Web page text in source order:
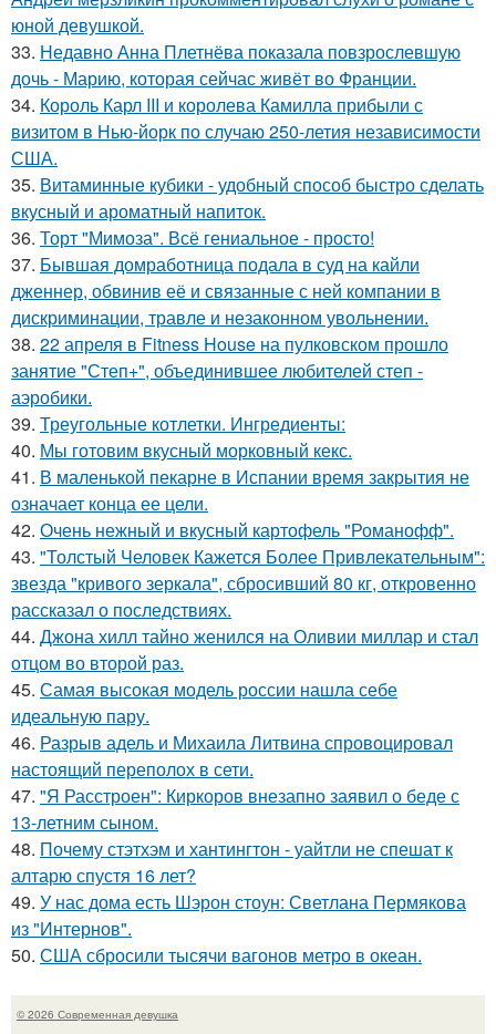
юной девушкой.
33. Недавно Анна Плетнёва показала повзрослевшую
дочь - Марию, которая сейчас живёт во Франции.
34. Король Карл III и королева Камилла прибыли с
визитом в Нью-йорк по случаю 250-летия независимости
США.
35. Витаминные кубики - удобный способ быстро сделать
вкусный и ароматный напиток.
36. Торт "Мимоза". Всё гениальное - просто!
37. Бывшая домработница подала в суд на кайли
дженнер, обвинив её и связанные с ней компании в
дискриминации, травле и незаконном увольнении.
38. 22 апреля в Fitness House на пулковском прошло
занятие "Степ+", объединившее любителей степ -
аэробики.
39. Треугольные котлетки. Ингредиенты:
40. Мы готовим вкусный морковный кекс.
41. В маленькой пекарне в Испании время закрытия не
означает конца ее цели.
42. Очень нежный и вкусный картофель "Романофф".
43. "Толстый Человек Кажется Более Привлекательным":
звезда "кривого зеркала", сбросивший 80 кг, откровенно
рассказал о последствиях.
44. Джона хилл тайно женился на Оливии миллар и стал
отцом во второй раз.
45. Самая высокая модель россии нашла себе
идеальную пару.
46. Разрыв адель и Михаила Литвина спровоцировал
настоящий переполох в сети.
47. "Я Расстроен": Киркоров внезапно заявил о беде с
13-летним сыном.
48. Почему стэтхэм и хантингтон - уайтли не спешат к
алтарю спустя 16 лет?
49. У нас дома есть Шэрон стоун: Светлана Пермякова
из "Интернов".
50. США сбросили тысячи вагонов метро в океан.
© 2026 Современная девушка